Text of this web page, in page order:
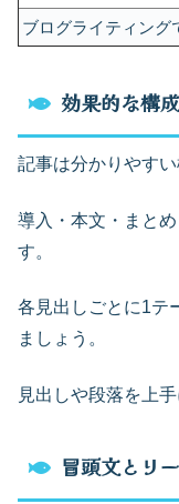
ブログライティング
効果的な構
記事は分かりやす
導入・本文・まと
す。
各見出しごとに1テ
ましょう。
見出しや段落を上
冒頭文とリ